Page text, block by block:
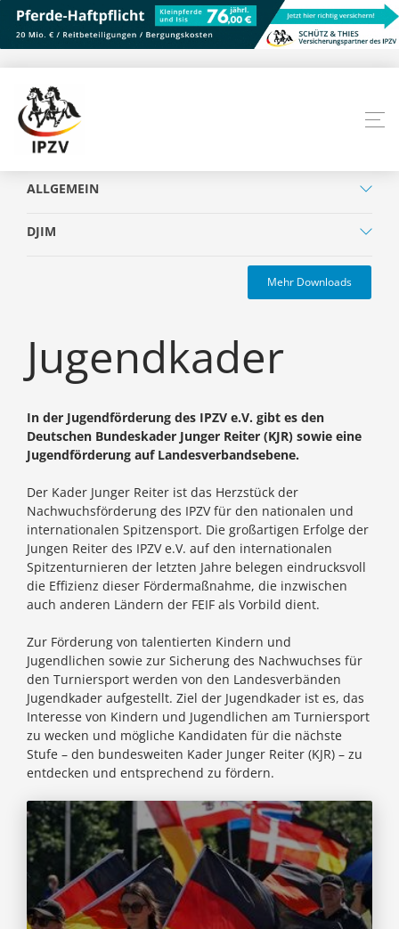
ALLGEMEIN
DJIM
Mehr Downloads
Jugendkader
In der Jugendförderung des IPZV e.V. gibt es den
Deutschen Bundeskader Junger Reiter (KJR) sowie eine
Jugendförderung auf Landesverbandsebene.
Der Kader Junger Reiter ist das Herzstück der
Nachwuchsförderung des IPZV für den nationalen und
internationalen Spitzensport. Die großartigen Erfolge der
Jungen Reiter des IPZV e.V. auf den internationalen
Spitzenturnieren der letzten Jahre belegen eindrucksvoll
die Effizienz dieser Fördermaßnahme, die inzwischen
auch anderen Ländern der FEIF als Vorbild dient.
Zur Förderung von talentierten Kindern und
Jugendlichen sowie zur Sicherung des Nachwuchses für
den Turniersport werden von den Landesverbänden
Jugendkader aufgestellt. Ziel der Jugendkader ist es, das
Interesse von Kindern und Jugendlichen am Turniersport
zu wecken und mögliche Kandidaten für die nächste
Stufe – den bundesweiten Kader Junger Reiter (KJR) – zu
entdecken und entsprechend zu fördern.